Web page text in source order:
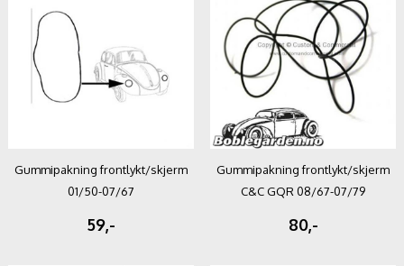
Gummipakning frontlykt/skjerm
01/50-07/67
59,-
Gummipakning frontlykt/skjerm
C&C GQR 08/67-07/79
80,-